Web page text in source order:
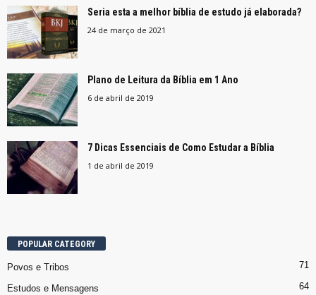
Seria esta a melhor bíblia de estudo já elaborada?
24 de março de 2021
Plano de Leitura da Bíblia em 1 Ano
6 de abril de 2019
7 Dicas Essenciais de Como Estudar a Bíblia
1 de abril de 2019
POPULAR CATEGORY
Povos e Tribos 71
Estudos e Mensagens 64